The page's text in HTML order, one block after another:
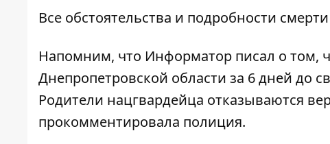
Все обстоятельства и подробности
Напомним, что Информатор писал о том,
Днепропетровской области за 6 дней до
Родители нацгвардейца отказываются
прокомментировала полиция.